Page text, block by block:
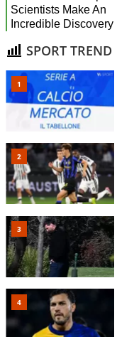
SPORT TREND